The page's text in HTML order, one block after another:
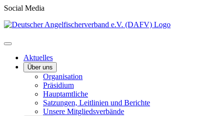
Social Media
Aktuelles
Über uns
Organisation
Präsidium
Hauptamtliche
Satzungen, Leitlinien und Berichte
Unsere Mitgliedsverbände